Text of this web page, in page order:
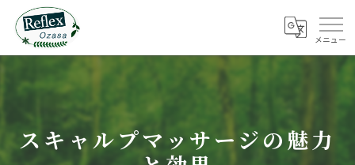
スキャルプマッサージの魅力